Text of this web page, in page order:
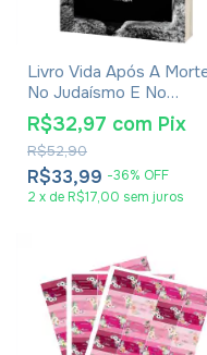
Livro Vida Após A
No Judaísmo E No
Cristianismo
R$33,99 -36% OFF
R$52,90
R$32,97 com Pix
2 x de R$17,00 sem juros